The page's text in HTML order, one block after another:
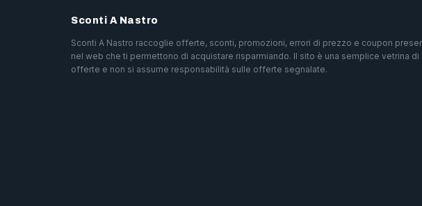
Sconti A Nastro
Sconti A Nastro raccoglie offerte, sconti, promozioni, errori di prezzo e coupon
nel web che ti permettono di acquistare risparmiando. Il sito è una semplice vetrina di
offerte e non si assume responsabilità sulle offerte segnalate.